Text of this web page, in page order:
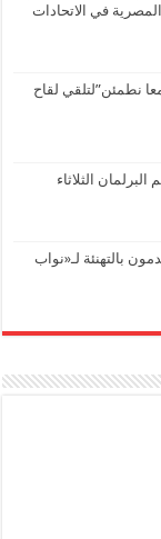
في الاتحادات
نطمئن”لتلقي لقاح
البرلمان الثلاثاء
بالتهنئة لـ«نواب